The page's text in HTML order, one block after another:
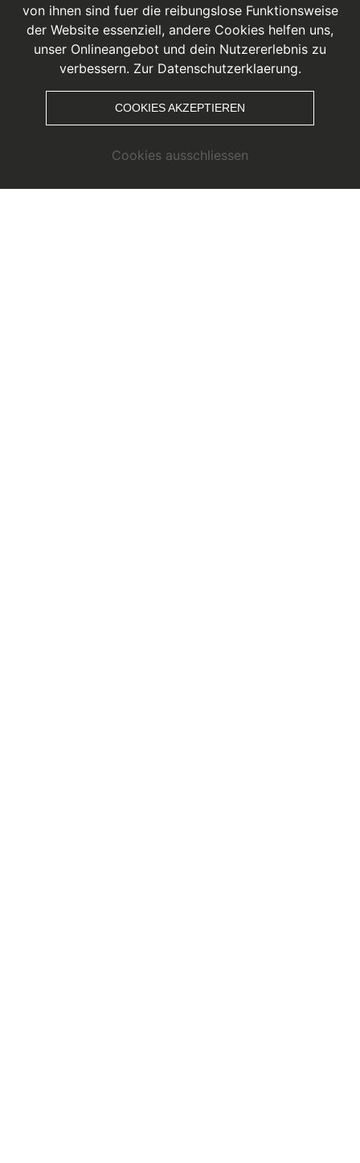
von ihnen sind fuer die reibungslose Funktionsweise
der Website essenziell, andere Cookies helfen uns,
unser Onlineangebot und dein Nutzererlebnis zu
verbessern. Zur Datenschutzerklaerung.
COOKIES AKZEPTIEREN
Cookies ausschliessen